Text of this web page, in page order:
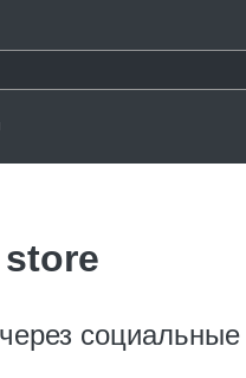
store
социальные